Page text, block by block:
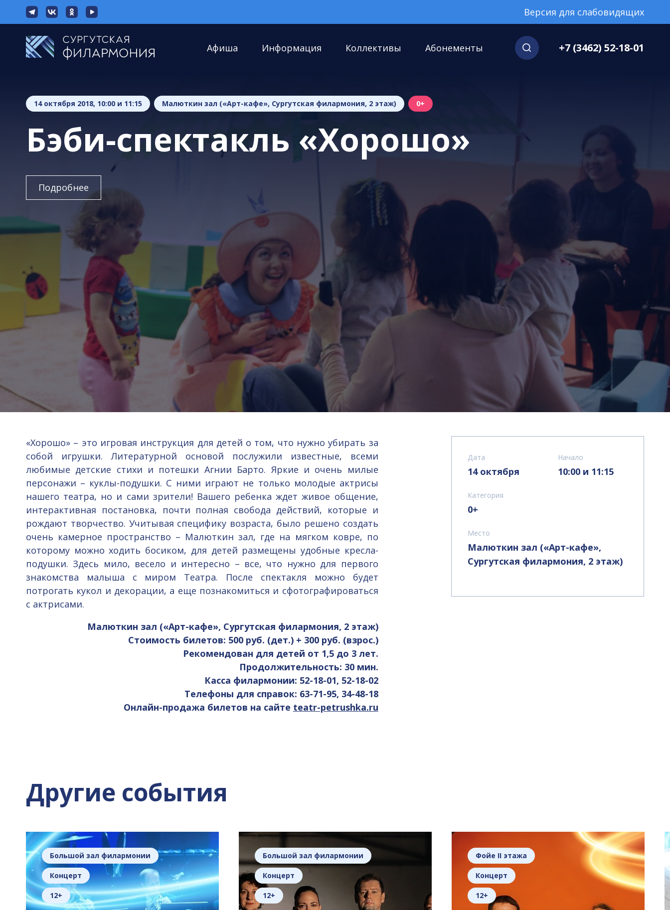
Версия для слабовидящих
Афиша Информация Коллективы Абонементы +7 (3462) 52-18-01
14 октября 2018, 10:00 и 11:15 Малюткин зал («Арт-кафе», Сургутская филармония, 2 этаж) 0+
Бэби-спектакль «Хорошо»
Подробнее
«Хорошо» – это игровая инструкция для детей о том, что нужно убирать за
собой игрушки. Литературной основой послужили известные, всеми
любимые детские стихи и потешки Агнии Барто. Яркие и очень милые
персонажи – куклы-подушки. С ними играют не только молодые актрисы
нашего театра, но и сами зрители! Вашего ребенка ждет живое общение,
интерактивная постановка, почти полная свобода действий, которые и
рождают творчество. Учитывая специфику возраста, было решено создать
очень камерное пространство – Малюткин зал, где на мягком ковре, по
которому можно ходить босиком, для детей размещены удобные кресла-
подушки. Здесь мило, весело и интересно – все, что нужно для первого
знакомства малыша с миром Театра. После спектакля можно будет
потрогать кукол и декорации, а еще познакомиться и сфотографироваться
с актрисами.
Малюткин зал («Арт-кафе», Сургутская филармония, 2 этаж)
Стоимость билетов: 500 руб. (дет.) + 300 руб. (взрос.)
Рекомендован для детей от 1,5 до 3 лет.
Продолжительность: 30 мин.
Касса филармонии: 52-18-01, 52-18-02
Телефоны для справок: 63-71-95, 34-48-18
Онлайн-продажа билетов на сайте teatr-petrushka.ru
Дата
14 октября
Начало
10:00 и 11:15
Категория
0+
Место
Малюткин зал («Арт-кафе»,
Сургутская филармония, 2 этаж)
Другие события
Большой зал филармонии
Концерт
12+
Большой зал филармонии
Концерт
12+
Фойе II этажа
Концерт
12+